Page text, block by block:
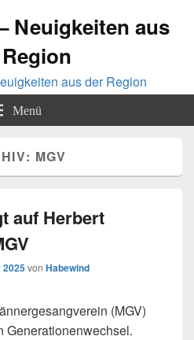
Neuigkeiten aus
Menü
MGV
auf Herbert
2025von Habewind
(MGV)
Generationenwechsel.